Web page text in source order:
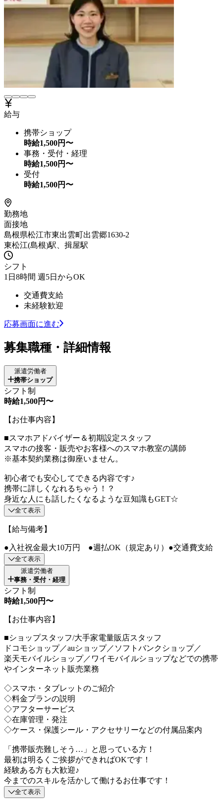
給与
携帯ショップ
時給1,500円〜
事務・受付・経理
時給1,500円〜
受付
時給1,500円〜
勤務地
面接地
島根県松江市東出雲町出雲郷1630-2
東松江(島根)駅、揖屋駅
シフト
1日8時間 週5日からOK
交通費支給
未経験歓迎
応募画面に進む
募集職種・詳細情報
派遣労働者
携帯ショップ
シフト制
時給1,500円〜
【お仕事内容】
■スマホアドバイザー＆初期設定スタッフ
スマホの接客・販売やお客様へのスマホ教室の講師
※基本契約業務は御座いません。
初心者でも安心してできる内容です♪
携帯に詳しくなれるちゃう！？
身近な人にも話したくなるような豆知識もGET☆
全て表示
【給与備考】
●入社祝金最大10万円 ●週払OK（規定あり）●交通費支給
全て表示
派遣労働者
事務・受付・経理
シフト制
時給1,500円〜
【お仕事内容】
■ショップスタッフ/大手家電量販店スタッフ
ドコモショップ／auショップ／ソフトバンクショップ／
楽天モバイルショップ／ワイモバイルショップなどでの携帯
やインターネット販売業務
◇スマホ・タブレットのご紹介
◇料金プランの説明
◇アフターサービス
◇在庫管理・発注
◇ケース・保護シール・アクセサリーなどの付属品案内
「携帯販売難しそう…」と思っている方！
最初は明るくご挨拶ができればOKです！
経験ある方も大歓迎♪
今までのスキルを活かして働けるお仕事です！
全て表示